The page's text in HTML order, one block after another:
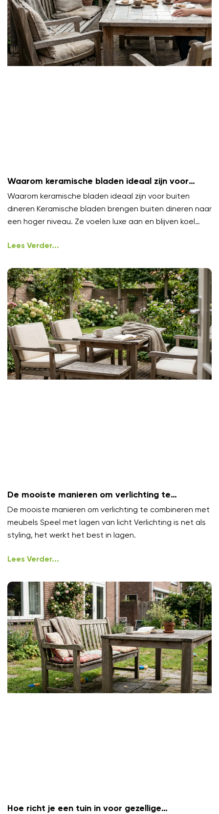
Waarom keramische bladen ideaal zijn voor
buiten dineren
Waarom keramische bladen ideaal zijn voor buiten
dineren Keramische bladen brengen buiten dineren naar
een hoger niveau. Ze voelen luxe aan en blijven koel
Lees Verder...
De mooiste manieren om verlichting te
combineren met meubels
De mooiste manieren om verlichting te combineren met
meubels Speel met lagen van licht Verlichting is net als
styling, het werkt het best in lagen.
Lees Verder...
Hoe richt je een tuin in voor gezellige